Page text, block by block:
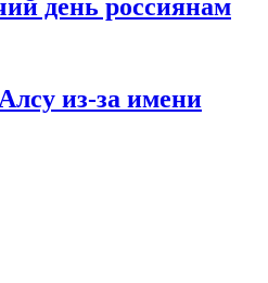
день россиянам
из-за имени